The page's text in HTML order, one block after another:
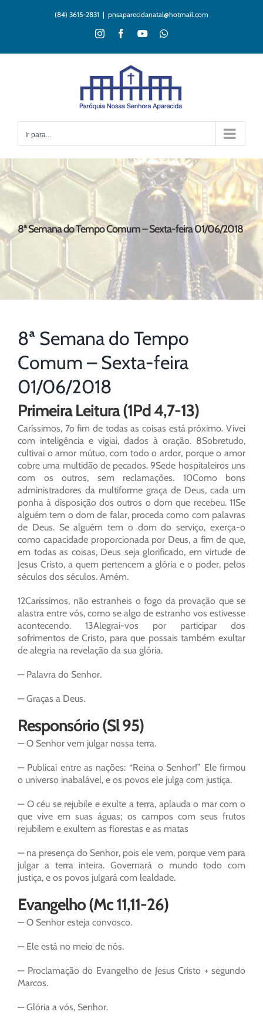
(84) 3615-2831 | pnsaparecidanatal@hotmail.com
InstagramFacebookYouTubeWhatsApp
Ir para...
8ª Semana do Tempo Comum – Sexta-feira 01/06/2018
8ª Semana do Tempo
Comum – Sexta-feira
01/06/2018
Primeira Leitura (1Pd 4,7-13)
Caríssimos, 7o fim de todas as coisas está próximo. Vivei
com inteligência e vigiai, dados à oração. 8Sobretudo,
cultivai o amor mútuo, com todo o ardor, porque o amor
cobre uma multidão de pecados. 9Sede hospitaleiros uns
com os outros, sem reclamações. 10Como bons
administradores da multiforme graça de Deus, cada um
ponha à disposição dos outros o dom que recebeu. 11Se
alguém tem o dom de falar, proceda como com palavras
de Deus. Se alguém tem o dom do serviço, exerça-o
como capacidade proporcionada por Deus, a fim de que,
em todas as coisas, Deus seja glorificado, em virtude de
Jesus Cristo, a quem pertencem a glória e o poder, pelos
séculos dos séculos. Amém.
12Caríssimos, não estranheis o fogo da provação que se
alastra entre vós, como se algo de estranho vos estivesse
acontecendo. 13Alegrai-vos por participar dos
sofrimentos de Cristo, para que possais também exultar
de alegria na revelação da sua glória.
— Palavra do Senhor.
— Graças a Deus.
Responsório (Sl 95)
— O Senhor vem julgar nossa terra.
— Publicai entre as nações: “Reina o Senhor!” Ele firmou
o universo inabalável, e os povos ele julga com justiça.
— O céu se rejubile e exulte a terra, aplauda o mar com o
que vive em suas águas; os campos com seus frutos
rejubilem e exultem as florestas e as matas
— na presença do Senhor, pois ele vem, porque vem para
julgar a terra inteira. Governará o mundo todo com
justiça, e os povos julgará com lealdade.
Evangelho (Mc 11,11-26)
— O Senhor esteja convosco.
— Ele está no meio de nós.
— Proclamação do Evangelho de Jesus Cristo + segundo
Marcos.
— Glória a vós, Senhor.